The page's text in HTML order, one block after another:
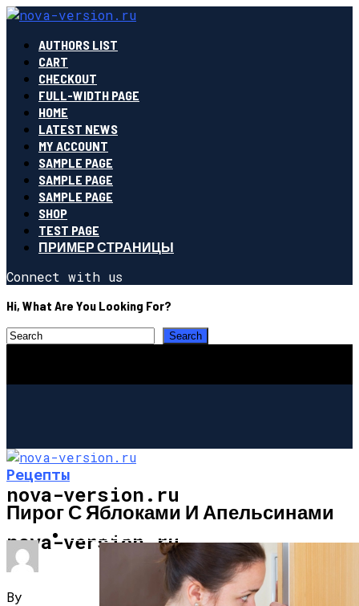
AUTHORS LIST
CART
CHECKOUT
FULL-WIDTH PAGE
HOME
LATEST NEWS
MY ACCOUNT
SAMPLE PAGE
SAMPLE PAGE
SAMPLE PAGE
SHOP
TEST PAGE
ПРИМЕР СТРАНИЦЫ
Connect with us
Hi, What Are You Looking For?
nova-version.ru
nova-version.ru
ИНТЕРЕСНОЕ И ПОЗНАВАТЕЛЬНОЕ
Рецепты
Пирог С Яблоками И Апельсинами
By